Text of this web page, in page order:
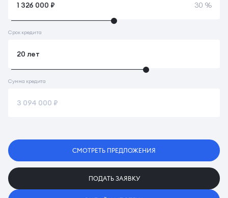
30 %
Срок кредита
Сумма кредита
СМОТРЕТЬ ПРЕДЛОЖЕНИЯ
ПОДАТЬ ЗАЯВКУ